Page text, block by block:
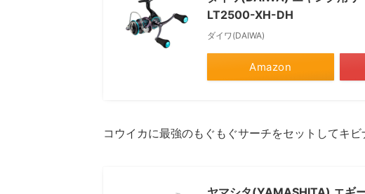
LT2500-XH-DH
ダイワ(DAIWA)
Amazon
コウイカに最強のもぐもぐサーチをセットしてキビ